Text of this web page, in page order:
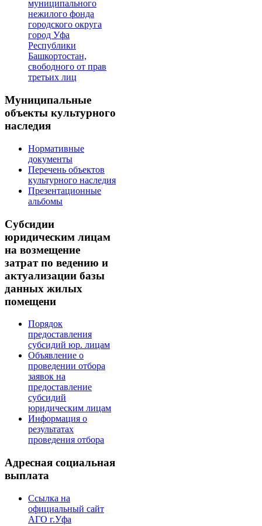
муниципального
нежилого фонда
городского округа
город Уфа
Республики
Башкортостан,
свободного от прав
третьих лиц
Муниципальные
объекты культурного
наследия
Нормативные
документы
Перечень объектов
культурного наследия
Презентационные
альбомы
Субсидии
юридическим лицам
на возмещение
затрат по ведению и
актуализации базы
данных жилых
помещени
Порядок
предоставления
субсидий юр. лицам
Объявление о
проведении отбора
заявок на
предоставление
субсидий
юридическим лицам
Информация о
результатах
проведения отбора
Адресная социальная
выплата
Ссылка на
официальный сайт
АГО г.Уфа